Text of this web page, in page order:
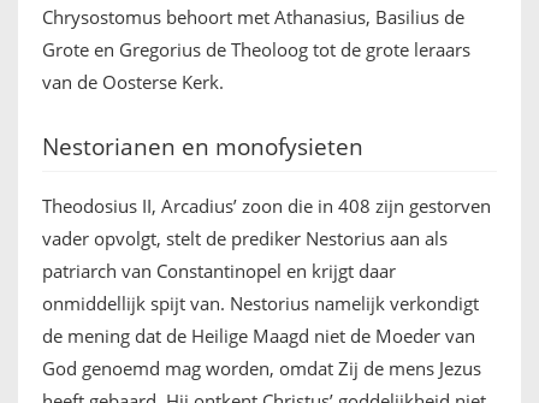
Chrysostomus behoort met Athanasius, Basilius de
Grote en Gregorius de Theoloog tot de grote leraars
van de Oosterse Kerk.
Nestorianen en monofysieten
Theodosius II, Arcadius’ zoon die in 408 zijn gestorven
vader opvolgt, stelt de prediker Nestorius aan als
patriarch van Constantinopel en krijgt daar
onmiddellijk spijt van. Nestorius namelijk verkondigt
de mening dat de Heilige Maagd niet de Moeder van
God genoemd mag worden, omdat Zij de mens Jezus